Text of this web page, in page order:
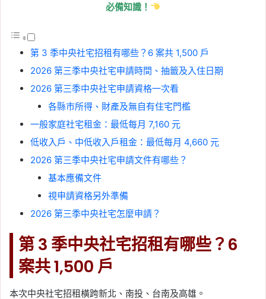
必備知識！
第 3 季中央社宅招租有哪些？6 案共 1,500 戶
2026 第三季中央社宅申請時間、抽籤及入住日期
2026 第三季中央社宅申請資格一次看
各縣市所得、財產及無自有住宅門檻
一般家庭社宅租金：最低每月 7,160 元
低收入戶、中低收入戶租金：最低每月 4,660 元
2026 第三季中央社宅申請文件有哪些？
基本應備文件
視申請資格另外準備
2026 第三季中央社宅怎麼申請？
第 3 季中央社宅招租有哪些？6
案共 1,500 戶
本次中央社宅招租橫跨新北、南投、台南及高雄。